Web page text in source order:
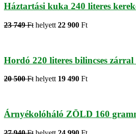
Háztartási kuka 240 literes
23 749 Ft helyett 22 900 Ft
Hordó 220 literes bilincses
20 500 Ft helyett 19 490 Ft
Árnyékolóháló ZÖLD 160